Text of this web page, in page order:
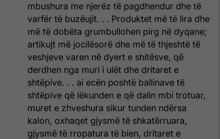
mbushura me njerëz të pagdhendur dhe të
varfër të buzëujit. . . Produktet më të lira dhe
më të dobëta grumbullohen pirg në dyqane;
artikujt më jocilësorë dhe më të thjeshtë të
veshjeve varen në dyert e shitësve, që
derdhen nga muri i ulët dhe dritaret e
shtëpive. . . ai ecën poshtë ballinave të
shtëpive që lëkunden e që dalin mbi trotuar,
muret e zhveshura sikur tunden ndërsa
kalon, oxhaqet gjysmë të shkatërruara,
gjysmë të rropatura të bien, dritaret e